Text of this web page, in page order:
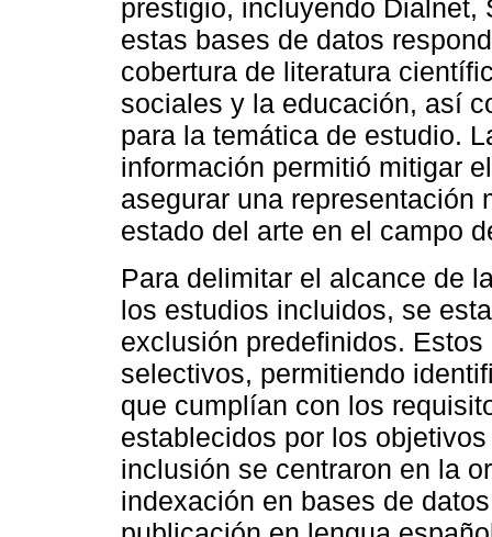
prestigio, incluyendo
estas bases de datos
cobertura de literatura
sociales y la educación, así
para la temática de estudio.
información permitió mitigar
asegurar una representación
estado del arte en el campo
Para delimitar el alcance de
los estudios incluidos, se
exclusión predefinidos.
selectivos, permitiendo
que cumplían con los
establecidos por los
inclusión se centraron en la
indexación en bases de